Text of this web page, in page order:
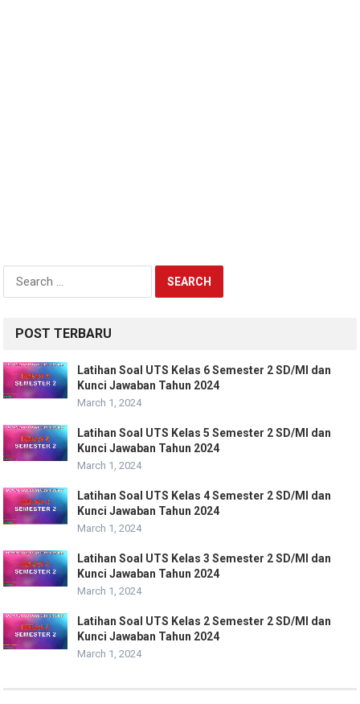
Search
POST TERBARU
Latihan Soal UTS Kelas 6 Semester 2 SD/MI dan
Kunci Jawaban Tahun 2024
March 1, 2024
Latihan Soal UTS Kelas 5 Semester 2 SD/MI dan
Kunci Jawaban Tahun 2024
March 1, 2024
Latihan Soal UTS Kelas 4 Semester 2 SD/MI dan
Kunci Jawaban Tahun 2024
March 1, 2024
Latihan Soal UTS Kelas 3 Semester 2 SD/MI dan
Kunci Jawaban Tahun 2024
March 1, 2024
Latihan Soal UTS Kelas 2 Semester 2 SD/MI dan
Kunci Jawaban Tahun 2024
March 1, 2024